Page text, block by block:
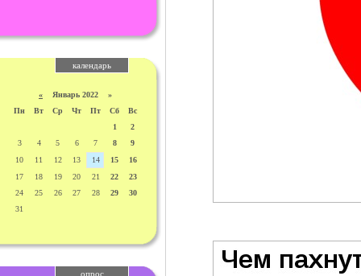
календарь
« Январь 2022 »
Пн
Вт Ср Чт Пт Сб
Вс
1
2
3
4 5 6 7 8
9
10
11 12 13 14 15
16
17
18 19 20 21 22
23
24
25 26 27 28 29
30
31
опрос